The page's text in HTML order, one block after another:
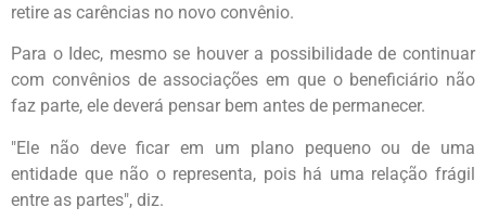
retire as carências no novo convênio.
Para o Idec, mesmo se houver a possibilidade de continuar
com convênios de associações em que o beneficiário não
faz parte, ele deverá pensar bem antes de permanecer.
"Ele não deve ficar em um plano pequeno ou de uma
entidade que não o representa, pois há uma relação frágil
entre as partes", diz.